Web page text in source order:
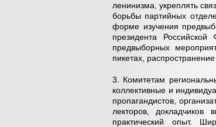
ленинизма, укреплять
борьбы партийных
форме изучения
президента
предвыборных
пикетах,
3. Комитетам
коллективные и
пропагандистов,
лекторов,
практический опыт.